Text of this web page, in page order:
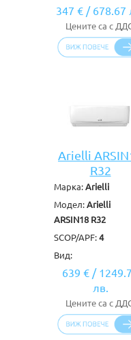
347 € / 678.67
Цените са с
Arielli
R32
Марка: Arielli
Модел: Arielli
ARSIN18 R32
SCOP/APF: 4
Вид:
639 € /
лв.
Цените са с